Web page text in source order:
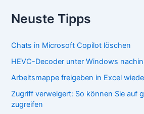
Neuste Tipps
Chats in Microsoft Copilot löschen
HEVC-Decoder unter Windows
Arbeitsmappe freigeben in Excel
Zugriff verweigert: So können Sie auf
zugreifen